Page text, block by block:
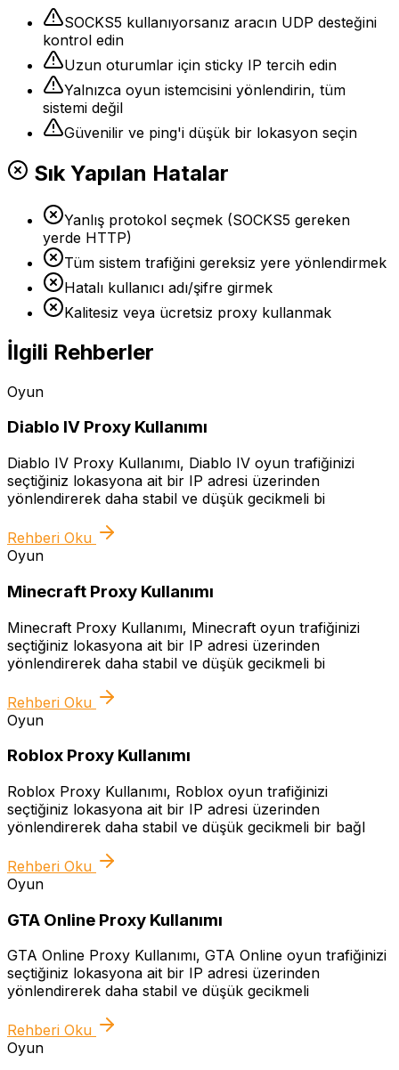
SOCKS5 kullanıyorsanız aracın UDP desteğini
kontrol edin
Uzun oturumlar için sticky IP tercih edin
Yalnızca oyun istemcisini yönlendirin, tüm
sistemi değil
Güvenilir ve ping'i düşük bir lokasyon seçin
Sık Yapılan Hatalar
Yanlış protokol seçmek (SOCKS5 gereken
yerde HTTP)
Tüm sistem trafiğini gereksiz yere yönlendirmek
Hatalı kullanıcı adı/şifre girmek
Kalitesiz veya ücretsiz proxy kullanmak
İlgili Rehberler
Oyun
Diablo IV Proxy Kullanımı
Diablo IV Proxy Kullanımı, Diablo IV oyun trafiğinizi
seçtiğiniz lokasyona ait bir IP adresi üzerinden
yönlendirerek daha stabil ve düşük gecikmeli bi
Rehberi Oku
Oyun
Minecraft Proxy Kullanımı
Minecraft Proxy Kullanımı, Minecraft oyun trafiğinizi
seçtiğiniz lokasyona ait bir IP adresi üzerinden
yönlendirerek daha stabil ve düşük gecikmeli bi
Rehberi Oku
Oyun
Roblox Proxy Kullanımı
Roblox Proxy Kullanımı, Roblox oyun trafiğinizi
seçtiğiniz lokasyona ait bir IP adresi üzerinden
yönlendirerek daha stabil ve düşük gecikmeli bir bağl
Rehberi Oku
Oyun
GTA Online Proxy Kullanımı
GTA Online Proxy Kullanımı, GTA Online oyun trafiğinizi
seçtiğiniz lokasyona ait bir IP adresi üzerinden
yönlendirerek daha stabil ve düşük gecikmeli
Rehberi Oku
Oyun